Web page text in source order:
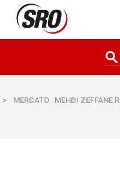
>
MERCATO : MEHDI ZEFFANE